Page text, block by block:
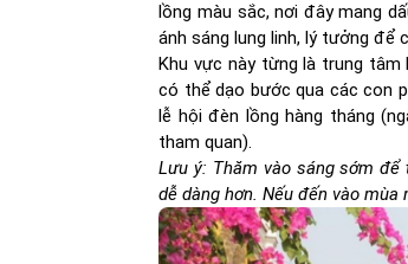
lồng màu sắc, nơi đây mang
ánh sáng lung linh, lý tưởng để
Khu vực này từng là trung tâm
có thể dạo bước qua các con
lễ hội đèn lồng hàng tháng
tham quan).
Lưu ý: Thăm vào sáng sớm
dễ dàng hơn. Nếu đến vào